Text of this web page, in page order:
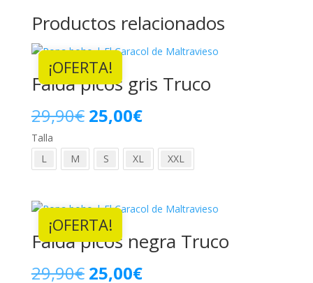
Productos relacionados
¡OFERTA!
Falda picos gris Truco
29,90€ El
precio
original
29,90€.
25,00€El
precio
actual
Talla
L
M S XL XXL
¡OFERTA!
Falda picos negra Truco
29,90€ El
25,00€El